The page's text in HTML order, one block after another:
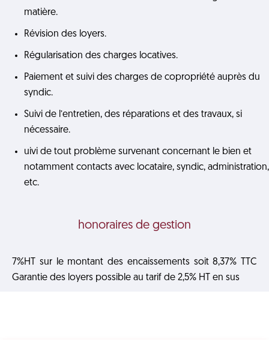
matière.
Révision des loyers.
Régularisation des charges locatives.
Paiement et suivi des charges de copropriété auprès du
syndic.
Suivi de l’entretien, des réparations et des travaux, si
nécessaire.
uivi de tout problème survenant concernant le bien et
notamment contacts avec locataire, syndic, administration,
etc.
honoraires de gestion
7%HT sur le montant des encaissements soit 8,37% TTC
Garantie des loyers possible au tarif de 2,5% HT en sus